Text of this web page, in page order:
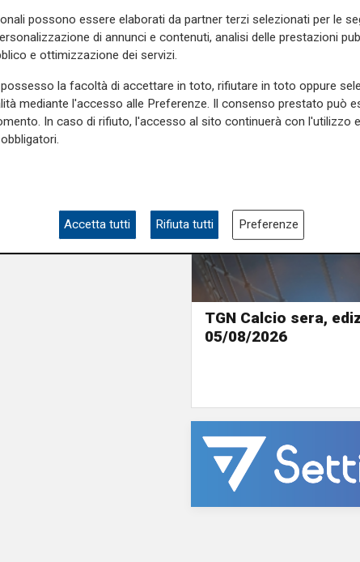
TGN Calcio sera,
05/08/2026
possono essere elaborati da partner terzi selezionati per le
di annunci e contenuti, analisi delle prestazioni
e ottimizzazione dei servizi.
la facoltà di accettare in toto, rifiutare in toto oppure
mediante l'accesso alle Preferenze. Il consenso prestato può
In caso di rifiuto, l'accesso al sito continuerà con l'utilizzo
Accetta tutti Rifiuta tutti Preferenze